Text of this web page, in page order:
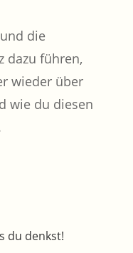
die
dazu führen,
wieder über
wie du diesen
du denkst!